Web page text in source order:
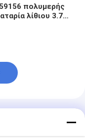
πολυμερής
λίθιου 3.7V